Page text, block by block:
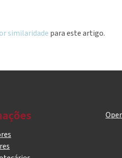
similaridade para este artigo.